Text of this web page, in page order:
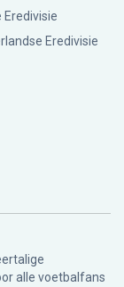
Eredivisie
Eredivisie
alle voetbalfans